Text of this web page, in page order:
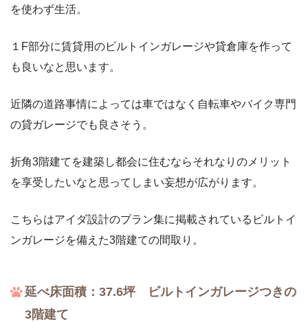
を使わず生活。
１F部分に賃貸用のビルトインガレージや貸倉庫を作って
も良いなと思います。
近隣の道路事情によっては車ではなく自転車やバイク専門
の貸ガレージでも良さそう。
折角3階建てを建築し都会に住むならそれなりのメリット
を享受したいなと思ってしまい妄想が広がります。
こちらはアイダ設計のプラン集に掲載されているビルトイ
ンガレージを備えた3階建ての間取り。
延べ床面積：37.6坪 ビルトインガレージつきの
3階建て